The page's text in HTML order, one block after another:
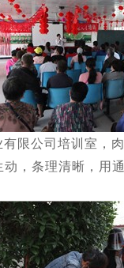
公司培训室，肉
，条理清晰，用